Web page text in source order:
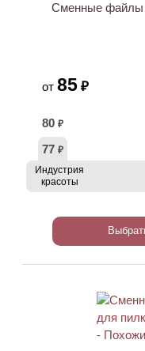
Сменные файлы
от 85 ₽
80 ₽
77 ₽
Индустрия
красоты